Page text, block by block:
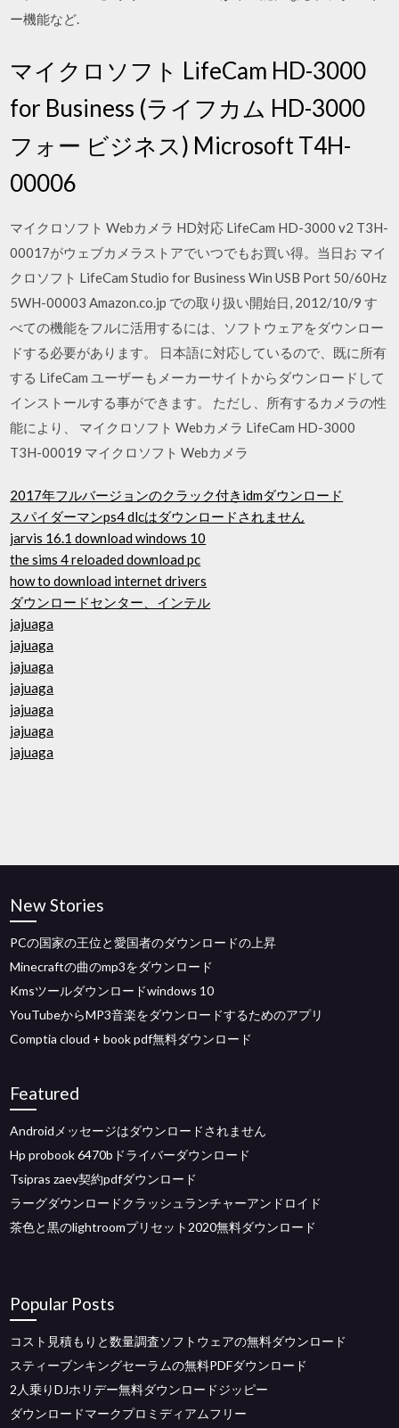
ー機能など.
マイクロソフト LifeCam HD-3000
for Business (ライフカム HD-3000
フォー ビジネス) Microsoft T4H-
00006
マイクロソフト Webカメラ HD対応 LifeCam HD-3000 v2 T3H-
00017がウェブカメラストアでいつでもお買い得。当日お マイ
クロソフト LifeCam Studio for Business Win USB Port 50/60Hz
5WH-00003 Amazon.co.jp での取り扱い開始日, 2012/10/9 す
べての機能をフルに活用するには、ソフトウェアをダウンロー
ドする必要があります。 日本語に対応しているので、既に所有
する LifeCam ユーザーもメーカーサイトからダウンロードして
インストールする事ができます。 ただし、所有するカメラの性
能により、 マイクロソフト Webカメラ LifeCam HD-3000
T3H-00019 マイクロソフト Webカメラ
2017年フルバージョンのクラック付きidmダウンロード
スパイダーマンps4 dlcはダウンロードされません
jarvis 16.1 download windows 10
the sims 4 reloaded download pc
how to download internet drivers
ダウンロードセンター、インテル
jajuaga
jajuaga
jajuaga
jajuaga
jajuaga
jajuaga
jajuaga
New Stories
PCの国家の王位と愛国者のダウンロードの上昇
Minecraftの曲のmp3をダウンロード
Kmsツールダウンロードwindows 10
YouTubeからMP3音楽をダウンロードするためのアプリ
Comptia cloud + book pdf無料ダウンロード
Featured
Androidメッセージはダウンロードされません
Hp probook 6470bドライバーダウンロード
Tsipras zaev契約pdfダウンロード
ラーグダウンロードクラッシュランチャーアンドロイド
茶色と黒のlightroomプリセット2020無料ダウンロード
Popular Posts
コスト見積もりと数量調査ソフトウェアの無料ダウンロード
スティーブンキングセーラムの無料PDFダウンロード
2人乗りDJホリデー無料ダウンロードジッピー
ダウンロードマークプロミディアムフリー